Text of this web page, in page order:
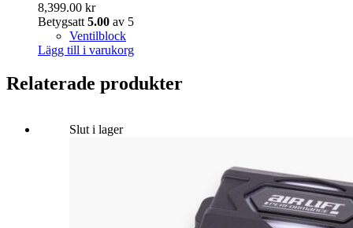
8,399.00 kr
Betygsatt 5.00 av 5
Ventilblock
Lägg till i varukorg
Relaterade produkter
Slut i lager